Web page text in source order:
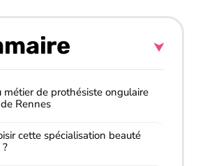
métier de prothésiste ongulaire
Rennes
cette spécialisation beauté